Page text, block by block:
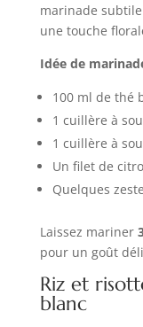
marinade
une touche
Idée de
100 ml de thé
1 cuillère à
1 cuillère à
Un filet de
Quelques
Laissez mariner
pour un goût
Riz et
blanc